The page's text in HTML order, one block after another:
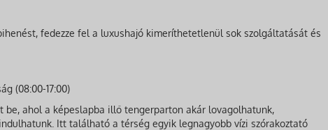
fedezze fel a luxushajó kimeríthetetlenül sok szolgáltatását és
(08:00-17:00)
be, ahol a képeslapba illő tengerparton akár lovagolhatunk,
Itt található a térség egyik legnagyobb vízi szórakoztató